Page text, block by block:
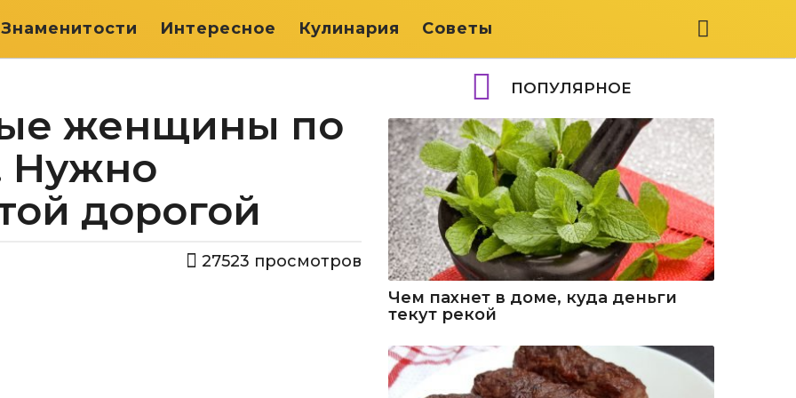
Знаменитости Интересное Кулинария Советы
женщины по
Нужно
дорогой
27523 просмотров
ПОПУЛЯРНОЕ
Чем пахнет в доме, куда деньги
текут рекой